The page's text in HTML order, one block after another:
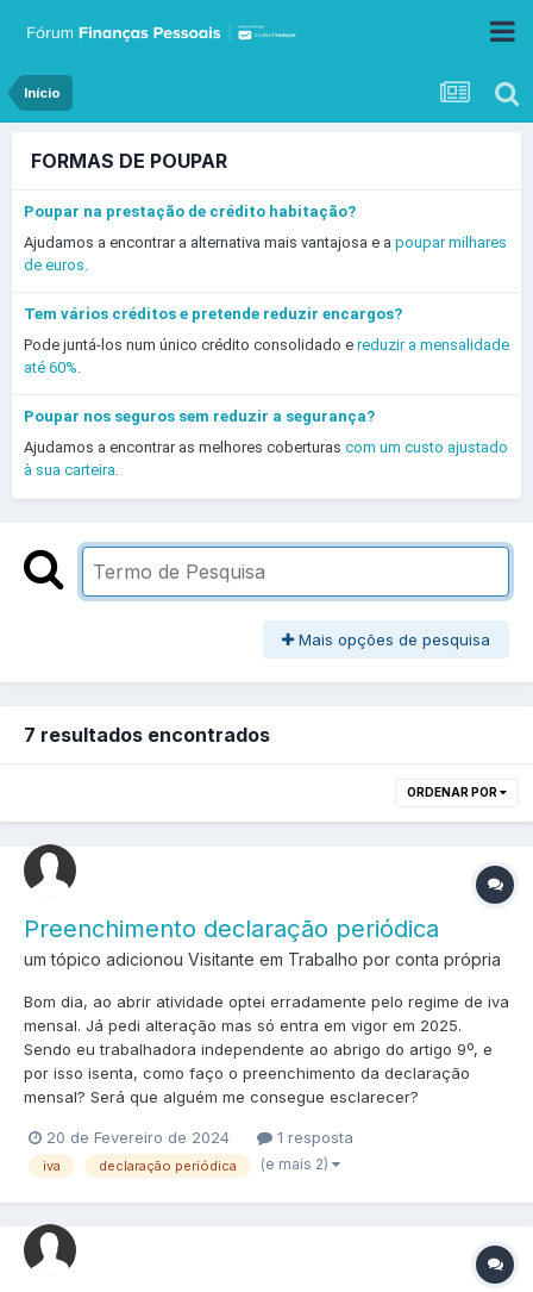
Início
FORMAS DE POUPAR
Poupar na prestação de crédito habitação?
Ajudamos a encontrar a alternativa mais vantajosa e a poupar milhares
de euros.
Tem vários créditos e pretende reduzir encargos?
Pode juntá-los num único crédito consolidado e reduzir a mensalidade
até 60%.
Poupar nos seguros sem reduzir a segurança?
Ajudamos a encontrar as melhores coberturas com um custo ajustado
à sua carteira.
Mais opções de pesquisa
7 resultados encontrados
ORDENAR POR
Preenchimento declaração periódica
um tópico adicionou Visitante em Trabalho por conta própria
Bom dia, ao abrir atividade optei erradamente pelo regime de iva
mensal. Já pedi alteração mas só entra em vigor em 2025.
Sendo eu trabalhadora independente ao abrigo do artigo 9º, e
por isso isenta, como faço o preenchimento da declaração
mensal? Será que alguém me consegue esclarecer?
20 de Fevereiro de 2024 1 resposta
iva declaração periódica (e mais 2)